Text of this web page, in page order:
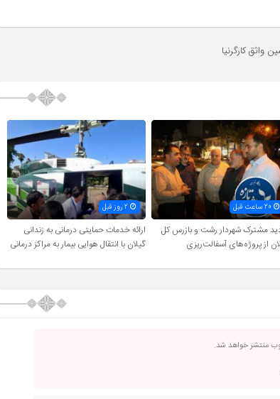
واثق کارگرنیا
مشترک شهردار رشت و بازرس کل
از پروژه‌های آسفالت‌ریزی
2 روز قبل
ارائه خدمات حمایتی درمانی به زندانی
گیلان با انتقال هوایی بیمار به مراکز درمانی
منتشر خواهد شد.